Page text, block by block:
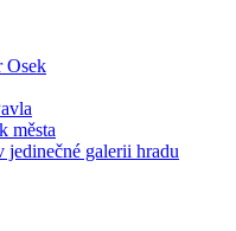
Osek
města
jedinečné galerii hradu